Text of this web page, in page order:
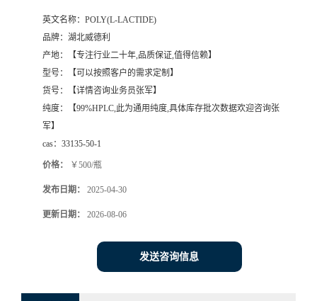
英文名称： POLY(L-LACTIDE)
品牌： 湖北威德利
产地：
【专注行业二十年,品质保证,值得信赖】
型号：
【可以按照客户的需求定制】
货号：
【详情咨询业务员张军】
纯度：
【99%HPLC,此为通用纯度,具体库存批次数据欢迎咨询张
军】
cas： 33135-50-1
价格： ￥500/瓶
发布日期： 2025-04-30
更新日期： 2026-08-06
发送咨询信息